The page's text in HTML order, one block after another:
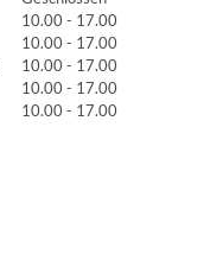
10.00 - 17.00
10.00 - 17.00
10.00 - 17.00
10.00 - 17.00
10.00 - 17.00